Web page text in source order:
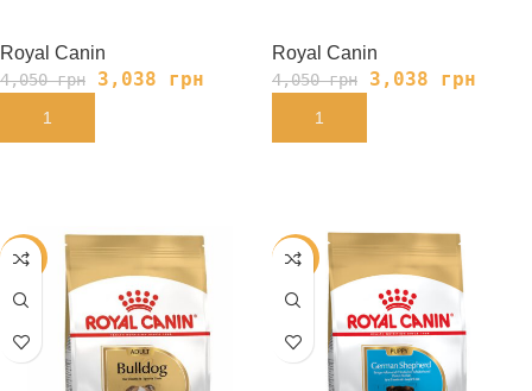
Royal Canin
4,050грн 3,038 грн
В КОРЗИНУ
Royal Canin
4,050грн 3,038 грн
В КОРЗИНУ
-28% -28%